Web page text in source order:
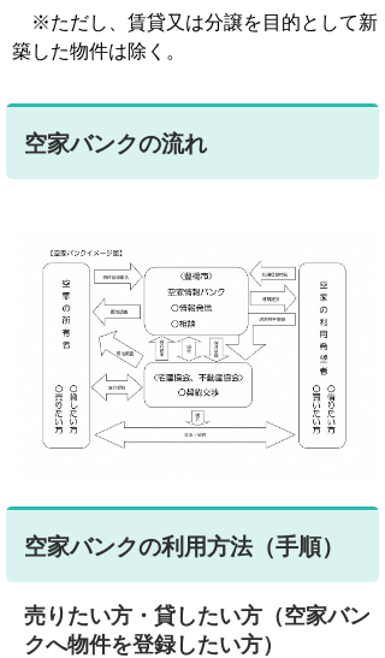
※ただし、賃貸又は分譲を目的として新
築した物件は除く。
空家バンクの流れ
空家バンクの利用方法（手順）
売りたい方・貸したい方（空家バン
クへ物件を登録したい方）